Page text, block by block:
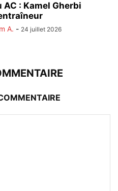
AC : Kamel Gherbi
A. - 24 juillet 2026